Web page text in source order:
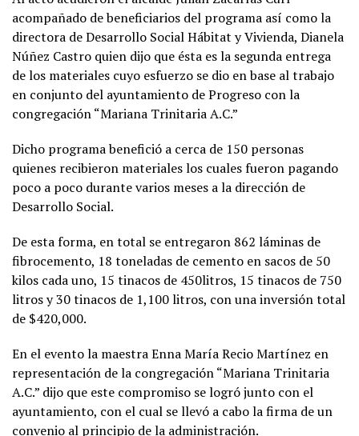
acompañado de beneficiarios del programa así como la
directora de Desarrollo Social Hábitat y Vivienda, Dianela
Núñez Castro quien dijo que ésta es la segunda entrega
de los materiales cuyo esfuerzo se dio en base al trabajo
en conjunto del ayuntamiento de Progreso con la
congregación “Mariana Trinitaria A.C.”
Dicho programa benefició a cerca de 150 personas
quienes recibieron materiales los cuales fueron pagando
poco a poco durante varios meses a la dirección de
Desarrollo Social.
De esta forma, en total se entregaron 862 láminas de
fibrocemento, 18 toneladas de cemento en sacos de 50
kilos cada uno, 15 tinacos de 450litros, 15 tinacos de 750
litros y 30 tinacos de 1,100 litros, con una inversión total
de $420,000.
En el evento la maestra Enna María Recio Martínez en
representación de la congregación “Mariana Trinitaria
A.C.” dijo que este compromiso se logró junto con el
ayuntamiento, con el cual se llevó a cabo la firma de un
convenio al principio de la administración.